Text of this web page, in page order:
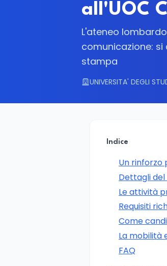
all'UOC
L'ateneo
comunicazione:
stampa
UNIVERSITA' DEGLI
Indice
Un rinforzo
Dettagli
Le attività
Requisiti
Come
La mobilità
FAQ